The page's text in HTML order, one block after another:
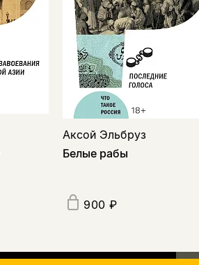
Аксой Эльбруз
Белые рабы
900 ₽